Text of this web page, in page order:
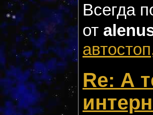
Всегда
от
Re: А